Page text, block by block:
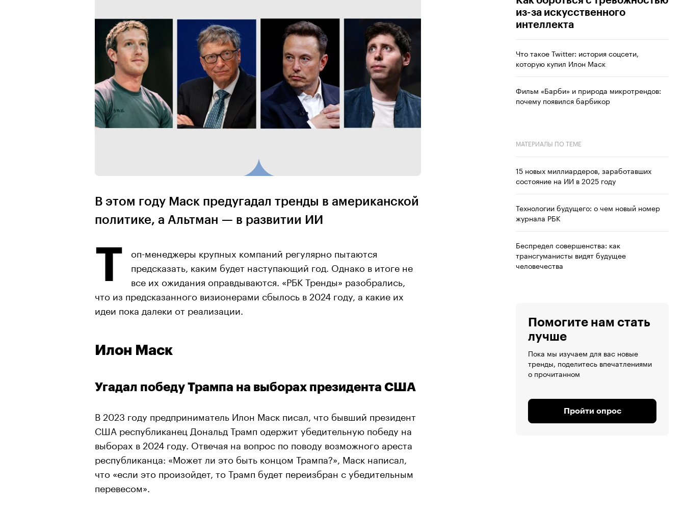
В этом году Маск предугадал тренды в американской
политике, а Альтман — в развитии ИИ
Т
оп-менеджеры крупных компаний регулярно пытаются
предсказать, каким будет наступающий год. Однако в итоге не
все их ожидания оправдываются. «РБК Тренды» разобрались,
что из предсказанного визионерами сбылось в 2024 году, а какие их
идеи пока далеки от реализации.
Илон Маск
Угадал победу Трампа на выборах президента США
В 2023 году предприниматель Илон Маск писал, что бывший президент
США республиканец Дональд Трамп одержит убедительную победу на
выборах в 2024 году. Отвечая на вопрос по поводу возможного ареста
республиканца: «Может ли это быть концом Трампа?», Маск написал,
что «если это произойдет, то Трамп будет переизбран с убедительным
перевесом».
из-за искусственного
интеллекта
Что такое Twitter: история соцсети,
которую купил Илон Маск
Фильм «Барби» и природа микротрендов:
почему появился барбикор
МАТЕРИАЛЫ ПО ТЕМЕ
15 новых миллиардеров, заработавших
состояние на ИИ в 2025 году
Технологии будущего: о чем новый номер
журнала РБК
Беспредел совершенства: как
трансгуманисты видят будущее
человечества
Помогите нам стать
лучше
Пока мы изучаем для вас новые
тренды, поделитесь впечатлениями
о прочитанном
Пройти опрос